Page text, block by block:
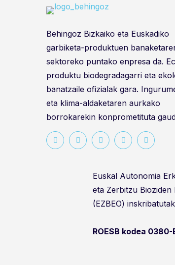
Behingoz Bizkaiko eta Euskadiko
garbiketa-produktuen
sektoreko puntako enpresa da.
produktu biodegradagarri eta
banatzaile ofizialak gara.
eta klima-aldaketaren aurkako
borrokarekin konprometituta
Euskal Autonomia
eta Zerbitzu
(EZBEO)
ROESB kodea 0380-